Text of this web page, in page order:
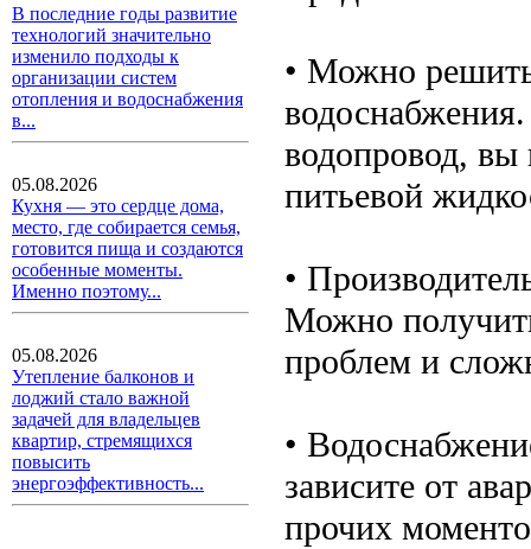
В последние годы развитие
технологий значительно
изменило подходы к
организации систем
отопления и водоснабжения
в...
05.08.2026
Кухня — это сердце дома,
место, где собирается семья,
готовится пища и создаются
особенные моменты.
Именно поэтому...
05.08.2026
Утепление балконов и
лоджий стало важной
задачей для владельцев
квартир, стремящихся
повысить
энергоэффективность...
• Можно
водопровод, вы
питьевой
•
Можно
проблем и
•
зависите от
прочих